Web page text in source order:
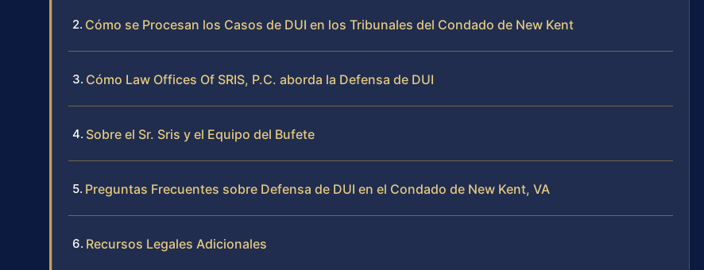
Cómo se Procesan los Casos de DUI en los Tribunales del Condado de New Kent
Cómo Law Offices Of SRIS, P.C. aborda la Defensa de DUI
Sobre el Sr. Sris y el Equipo del Bufete
Preguntas Frecuentes sobre Defensa de DUI en el Condado de New Kent, VA
Recursos Legales Adicionales